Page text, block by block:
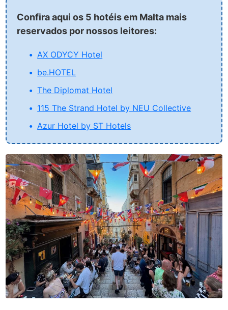
Confira aqui os 5 hotéis em Malta mais
reservados por nossos leitores:
AX ODYCY Hotel
be.HOTEL
The Diplomat Hotel
115 The Strand Hotel by NEU Collective
Azur Hotel by ST Hotels